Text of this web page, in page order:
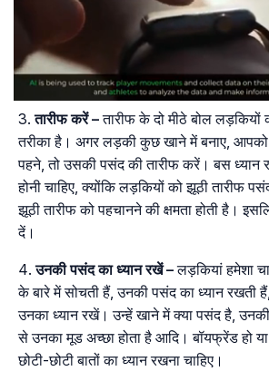
तारीफ करें–तारीफ के दो मीठे बोल लड़कियों
तरीका है। अगर लड़की कुछ खाने में बनाए, आपको
पहने, तो उसकी पसंद की तारीफ करें। बस ध्यान
होनी चाहिए, क्योंकि लड़कियों को झूठी तारीफ
झूठी तारीफ को पहचानने की क्षमता होती है।
दें।
उनकी पसंद का ध्यान रखें–लड़कियां हमेशा
के बारे में सोचती हैं, उनकी पसंद का ध्यान रखती
उनका ध्यान रखें। उन्हें खाने में क्या पसंद है, उनकी
से उनका मूड अच्छा होता है आदि। बॉयफ्रेंड हो
छोटी-छोटी बातों का ध्यान रखना चाहिए।